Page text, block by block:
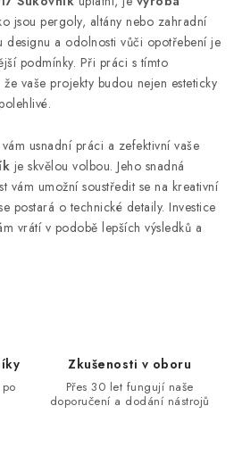
jsou pergoly, altány nebo zahradní
designu a odolnosti vůči opotřebení je
podmínky. Při práci s tímto
vaše projekty budou nejen esteticky
usnadní práci a zefektivní vaše
je skvělou volbou. Jeho snadná
vám umožní soustředit se na kreativní
postará o technické detaily. Investice
vrátí v podobě lepších výsledků a
Zkušenosti v oboru
Přes 30 let fungují naše
doporučení a dodání nástrojů